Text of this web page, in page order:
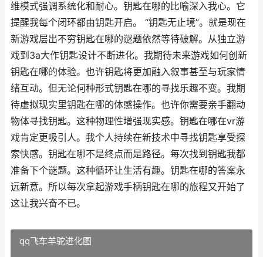
维模式强调系统化和耐心。钥匙在哪的比喻深入我心。它
提醒我每个闭环都由钥匙开启。 “钥匙无止境”。就是现在
新游戏层出不穷钥匙在哪的谜题依然等待破解。从独立游
戏到3a大作钥匙设计不断进化。我期待未来游戏如何创新
钥匙在哪的体验。也许钥匙将更加融入叙事甚至与玩家情
绪互动。但无论何种形式钥匙在哪的寻找乐趣不变。我期
待虚拟现实里钥匙在哪的体感操作。也许你需要亲手翻动
物体寻找钥匙。这种物理性增强现实感。钥匙在哪在vr游
戏肯定更吸引人。我个人持续在新技术中寻找钥匙享受探
索快感。钥匙在哪不是终点而是路径。每次找到钥匙我都
准备下个谜题。这种循环让生活有趣。钥匙在哪的答案永
远新意。所以每次拿起游戏手柄钥匙在哪的旅程又开始了
这让我兴奋不已。
qq飞车羊驼进化图